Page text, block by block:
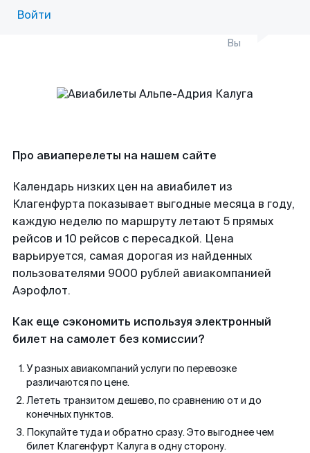
Войти
Вы
Про авиаперелеты на нашем сайте
Календарь низких цен на авиабилет из
Клагенфурта показывает выгодные месяца в году,
каждую неделю по маршруту летают 5 прямых
рейсов и 10 рейсов с пересадкой. Цена
варьируется, самая дорогая из найденных
пользователями 9000 рублей авиакомпанией
Аэрофлот.
Как еще сэкономить используя электронный
билет на самолет без комиссии?
У разных авиакомпаний услуги по перевозке
различаются по цене.
Лететь транзитом дешево, по сравнению от и до
конечных пунктов.
Покупайте туда и обратно сразу. Это выгоднее чем
билет Клагенфурт Калуга в одну сторону.